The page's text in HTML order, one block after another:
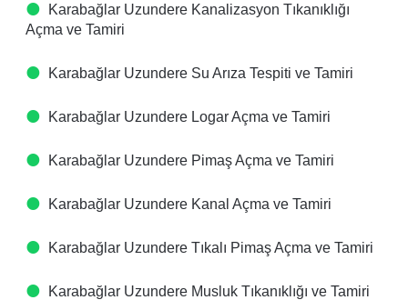
Karabağlar Uzundere Kanalizasyon Tıkanıklığı
Açma ve Tamiri
Karabağlar Uzundere Su Arıza Tespiti ve Tamiri
Karabağlar Uzundere Logar Açma ve Tamiri
Karabağlar Uzundere Pimaş Açma ve Tamiri
Karabağlar Uzundere Kanal Açma ve Tamiri
Karabağlar Uzundere Tıkalı Pimaş Açma ve Tamiri
Karabağlar Uzundere Musluk Tıkanıklığı ve Tamiri